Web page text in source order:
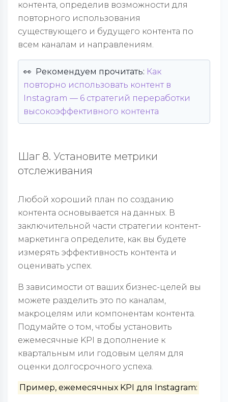
контента, определив возможности для
повторного использования
существующего и будущего контента по
всем каналам и направлениям.
👀 Рекомендуем прочитать: Как
повторно использовать контент в
Instagram — 6 стратегий переработки
высокоэффективного контента
Шаг 8. Установите метрики
отслеживания
Любой хороший план по созданию
контента основывается на данных. В
заключительной части стратегии контент-
маркетинга определите, как вы будете
измерять эффективность контента и
оценивать успех.
В зависимости от ваших бизнес-целей вы
можете разделить это по каналам,
макроцелям или компонентам контента.
Подумайте о том, чтобы установить
ежемесячные KPI в дополнение к
квартальным или годовым целям для
оценки долгосрочного успеха.
Пример, ежемесячных KPI для Instagram: